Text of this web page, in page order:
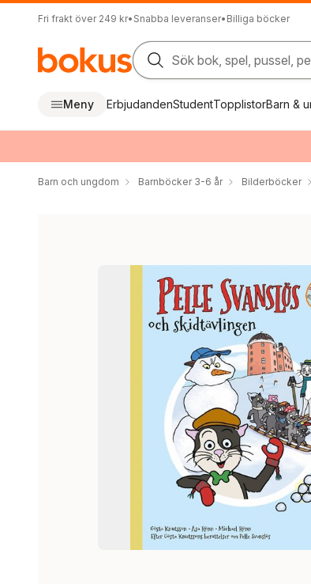
Fri frakt över 249 kr• Snabba leveranser• Billiga böcker
Sök bok, spel, pussel,
Meny ErbjudandenStudentTopplistorBarn &
Barn och ungdom Barnböcker 3-6 år Bilderböcker